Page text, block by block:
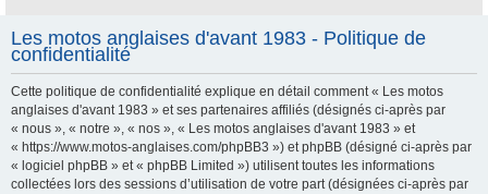
Les motos anglaises d'avant 1983 - Politique de
confidentialité
Cette politique de confidentialité explique en détail comment « Les motos
anglaises d'avant 1983 » et ses partenaires affiliés (désignés ci-après par
« nous », « notre », « nos », « Les motos anglaises d'avant 1983 » et
« https://www.motos-anglaises.com/phpBB3 ») et phpBB (désigné ci-après par
« logiciel phpBB » et « phpBB Limited ») utilisent toutes les informations
collectées lors des sessions d’utilisation de votre part (désignées ci-après par